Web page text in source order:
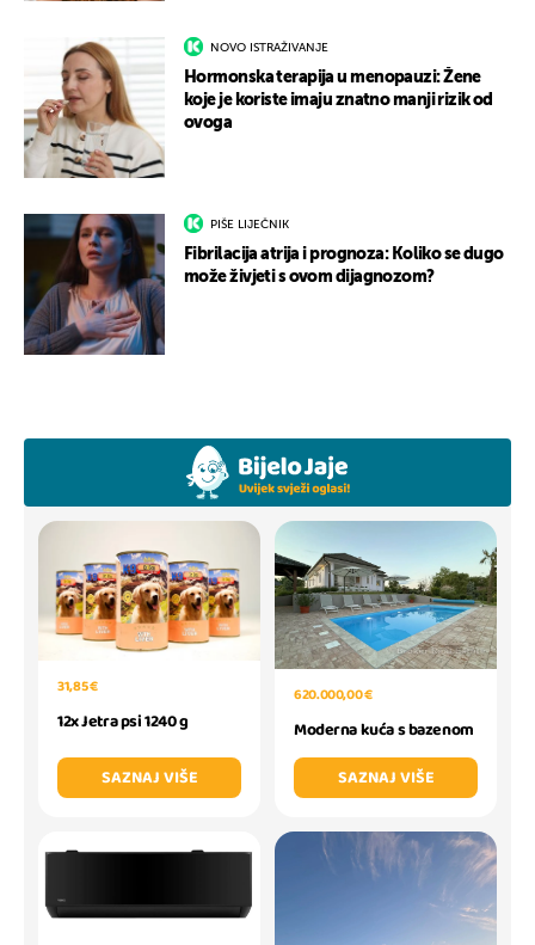
NOVO ISTRAŽIVANJE
Hormonska terapija u menopauzi: Žene
koje je koriste imaju znatno manji rizik od
ovoga
PIŠE LIJEČNIK
Fibrilacija atrija i prognoza: Koliko se dugo
može živjeti s ovom dijagnozom?
31,85 €
12x Jetra psi 1240 g
SAZNAJ VIŠE
620.000,00 €
Moderna kuća s bazenom
SAZNAJ VIŠE